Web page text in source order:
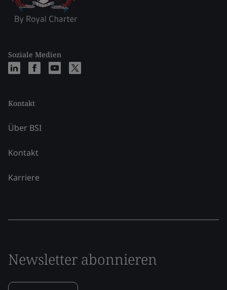
Soziale Medien
Kontakt
Über BSI
Kontakt
Karriere
Newsletter abonnieren